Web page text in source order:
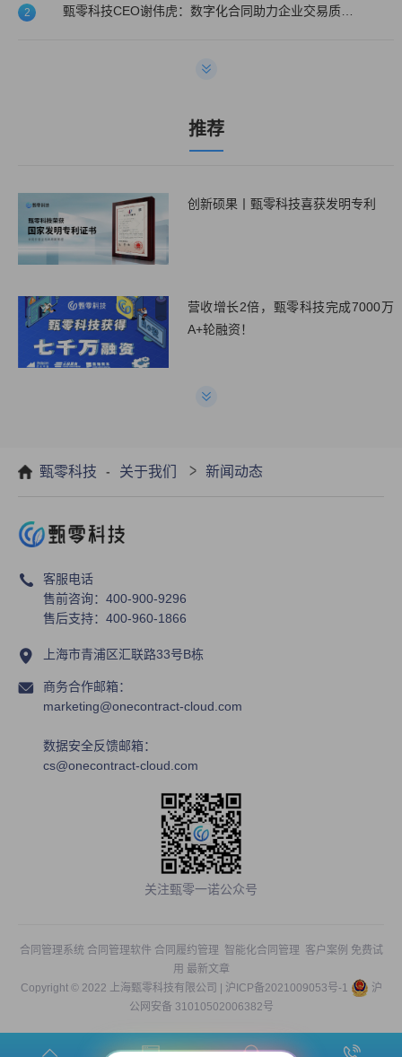
2
推荐
创新硕果丨甄零科技喜获发明专利
营收增长2倍，甄零科技完成7000万
A+轮融资！
甄零科技 - 关于我们 > 新闻动态
客服电话
售前咨询：400-900-9296
售后支持：400-960-1866
上海市青浦区汇联路33号B栋
商务合作邮箱：
marketing@onecontract-cloud.com
数据安全反馈邮箱：
cs@onecontract-cloud.com
关注甄零一诺公众号
合同管理系统 合同管理软件 合同履约管理 智能化合同管理 客户案例 免费试
用 最新文章
Copyright © 2022 上海甄零科技有限公司 | 沪ICP备2021009053号-1
沪
公网安备 31010502006382号